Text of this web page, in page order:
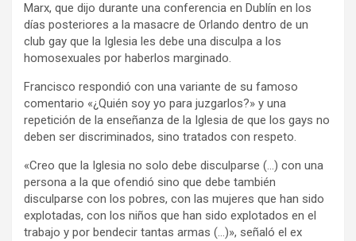
Marx, que dijo durante una conferencia en Dublín en los
días posteriores a la masacre de Orlando dentro de un
club gay que la Iglesia les debe una disculpa a los
homosexuales por haberlos marginado.
Francisco respondió con una variante de su famoso
comentario «¿Quién soy yo para juzgarlos?» y una
repetición de la enseñanza de la Iglesia de que los gays no
deben ser discriminados, sino tratados con respeto.
«Creo que la Iglesia no solo debe disculparse (…) con una
persona a la que ofendió sino que debe también
disculparse con los pobres, con las mujeres que han sido
explotadas, con los niños que han sido explotados en el
trabajo y por bendecir tantas armas (…)», señaló el ex